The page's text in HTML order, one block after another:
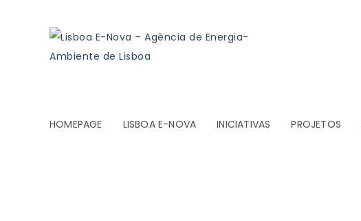
HOMEPAGE LISBOA E-NOVA INICIATIVAS PROJETOS